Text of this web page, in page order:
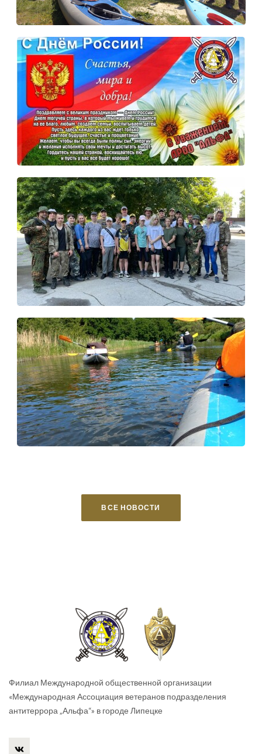
ВСЕ НОВОСТИ
Филиал Международной общественной организации
«Международная Ассоциация ветеранов подразделения
антитеррора „Альфа“» в городе Липецке